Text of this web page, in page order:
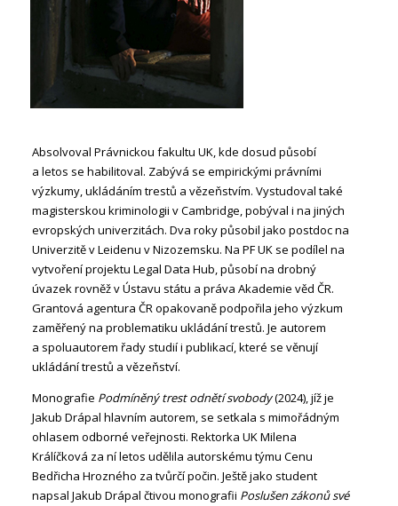
Absolvoval Právnickou fakultu UK, kde dosud působí
a letos se habilitoval. Zabývá se empirickými právními
výzkumy, ukládáním trestů a vězeňstvím. Vystudoval také
magisterskou kriminologii v Cambridge, pobýval i na jiných
evropských univerzitách. Dva roky působil jako postdoc na
Univerzitě v Leidenu v Nizozemsku. Na PF UK se podílel na
vytvoření projektu Legal Data Hub, působí na drobný
úvazek rovněž v Ústavu státu a práva Akademie věd ČR.
Grantová agentura ČR opakovaně podpořila jeho výzkum
zaměřený na problematiku ukládání trestů. Je autorem
a spoluautorem řady studií i publikací, které se věnují
ukládání trestů a vězeňství.
Monografie Podmíněný trest odnětí svobody(2024), jíž je
Jakub Drápal hlavním autorem, se setkala s mimořádným
ohlasem odborné veřejnosti. Rektorka UK Milena
Králíčková za ní letos udělila autorskému týmu Cenu
Bedřicha Hrozného za tvůrčí počin. Ještě jako student
napsal Jakub Drápal čtivou monografii Poslušen zákonů své